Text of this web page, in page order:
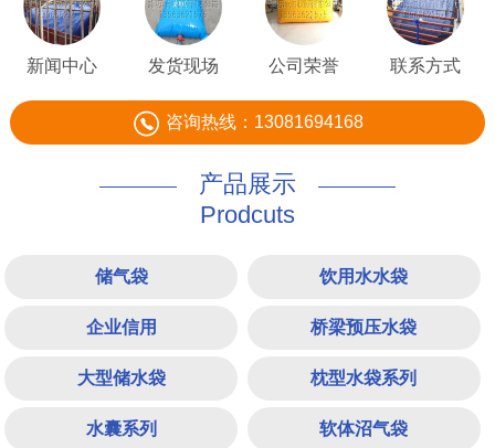
新闻中心 发货现场 公司荣誉 联系方式
咨询热线：13081694168
产品展示
Prodcuts
储气袋 饮用水水袋
企业信用 桥梁预压水袋
大型储水袋 枕型水袋系列
水囊系列 软体沼气袋